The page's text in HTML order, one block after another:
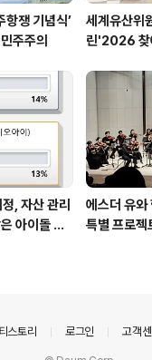
쟁 기념식’
주주의
세계유산위
린'2026 찾
, 자산 관리
아이돌 스
에스더 유와
특별 프로
티스토리 로그인 고객